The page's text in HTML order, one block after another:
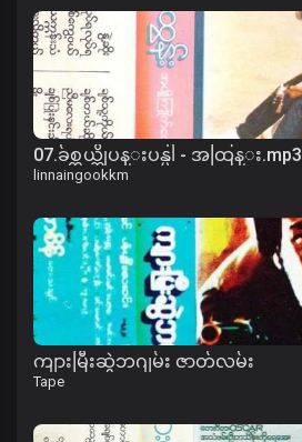
07.ခ်စ္တယ္ဆိုပန္းပန္ပါ - အထြန္း.mp3
linnaingookkm
ကျားမြီးဆွဲဘဂျမ်း ဇာတ်လမ်း
Tape